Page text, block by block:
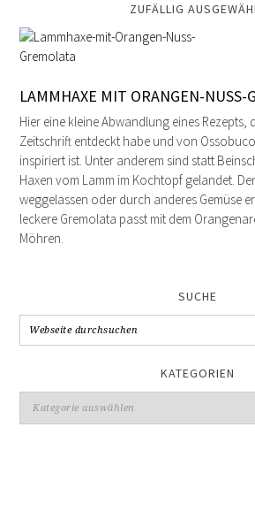
ZUFÄLLIG
LAMMHAXE MIT ORANGEN-NUSS-
Hier eine kleine Abwandlung eines Rezepts,
Zeitschrift entdeckt habe und von
inspiriert ist. Unter anderem sind statt
Haxen vom Lamm im Kochtopf gelandet.
weggelassen oder durch anderes Gemüse
leckere Gremolata passt mit dem
Möhren.
SUCHE
KATEGORIEN
Kategorien